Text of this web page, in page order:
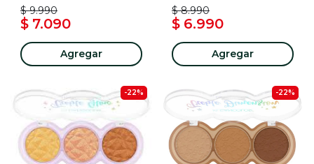
$ 9.990
$ 7.090
Agregar
$ 8.990
$ 6.990
Agregar
-22% -22%